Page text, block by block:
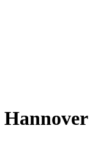
Hannover